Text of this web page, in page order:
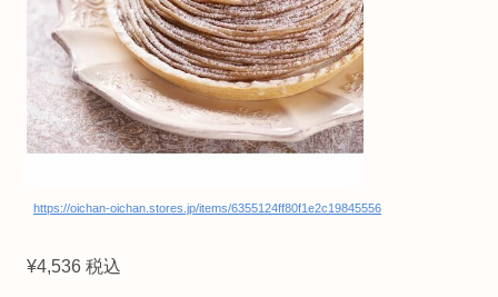
https://oichan-oichan.stores.jp/items/6355124ff80f1e2c19845556
¥4,536 税込